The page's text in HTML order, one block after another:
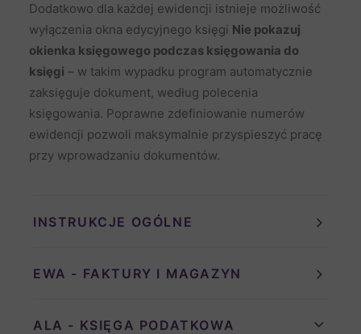
Dodatkowo dla każdej ewidencji istnieje możliwość
wyłączenia okna edycyjnego księgi Nie pokazuj
okienka księgowego podczas księgowania do
księgi – w takim wypadku program automatycznie
zaksięguje dokument, według polecenia
księgowania. Poprawne zdefiniowanie numerów
ewidencji pozwoli maksymalnie przyspieszyć pracę
przy wprowadzaniu dokumentów.
INSTRUKCJE OGÓLNE
EWA - FAKTURY I MAGAZYN
ALA - KSIĘGA PODATKOWA